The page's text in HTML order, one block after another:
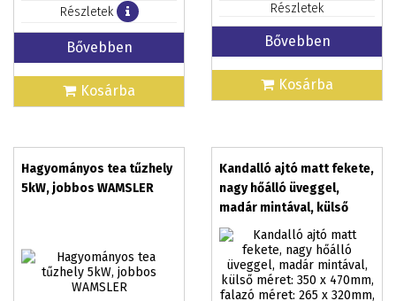
Részletek
Bővebben
Kosárba
Részletek
Bővebben
Kosárba
Hagyományos tea tűzhely
5kW, jobbos WAMSLER
Kandalló ajtó matt fekete,
nagy hőálló üveggel,
madár mintával, külső
méret: 350 x 470mm,
falazó méret: 265 x
320mm, DALI